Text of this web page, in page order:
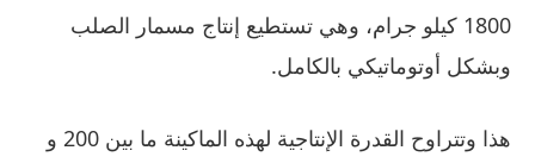
1800 كيلو جرام، وهي تستطيع إنتاج مسمار الصلب
وبشكل أوتوماتيكي بالكامل.
هذا وتتراوح القدرة الإنتاجية لهذه الماكينة ما بين 200 و